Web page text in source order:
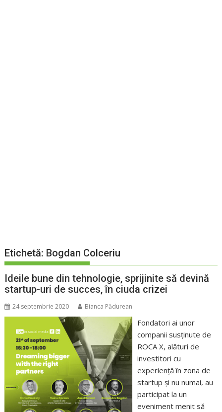
Etichetă: Bogdan Colceriu
Ideile bune din tehnologie, sprijinite să devină
startup-uri de succes, în ciuda crizei
24 septembrie 2020 Bianca Pădurean
Fondatori ai unor
companii susținute de
ROCA X, alături de
investitori cu
experiență în zona de
startup și nu numai, au
participat la un
eveniment menit să